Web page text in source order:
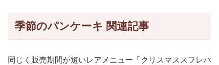
季節のパンケーキ 関連記事
同じく販売期間が短いレアメニュー「クリスマススフレパ